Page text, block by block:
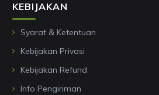
KEBIJAKAN
Syarat & Ketentuan
Kebijakan Privasi
Kebijakan Refund
Info Pengiriman